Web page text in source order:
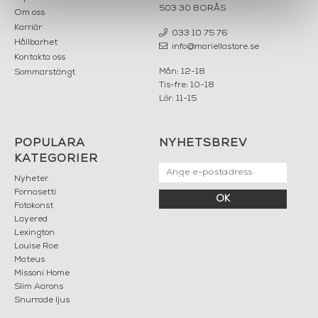
Om oss
Karriär
Hållbarhet
Kontakta oss
Sommarstängt
503 30 BORÅS
033 10 75 76
info@mariellastore.se
Mån: 12-18
Tis-fre: 10-18
Lör: 11-15
POPULÄRA
KATEGORIER
Nyheter
Fornasetti
Fotokonst
Layered
Lexington
Louise Roe
Mateus
Missoni Home
Slim Aarons
Snurrade ljus
NYHETSBREV
OK